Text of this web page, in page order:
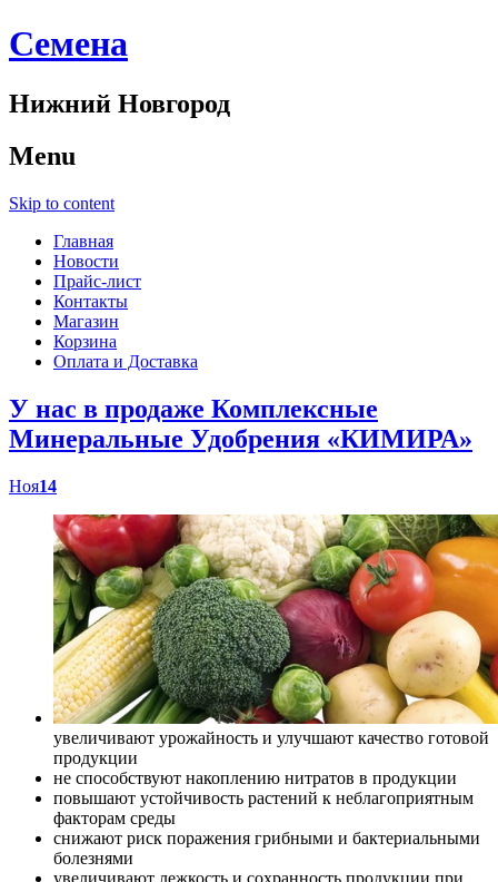
Cемена
Нижний Новгород
Menu
Skip to content
Главная
Новости
Прайс-лист
Контакты
Магазин
Корзина
Оплата и Доставка
У нас в продаже Комплексные
Минеральные Удобрения «КИМИРА»
Ноя14
увеличивают урожайность и улучшают качество готовой
продукции
не способствуют накоплению нитратов в продукции
повышают устойчивость растений к неблагоприятным
факторам среды
снижают риск поражения грибными и бактериальными
болезнями
увеличивают лежкость и сохранность продукции при